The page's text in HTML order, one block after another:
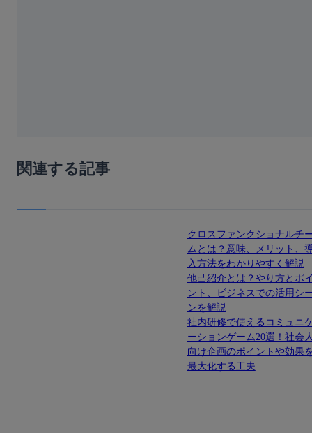
関連する記事
クロスファンクショナルチ
ムとは？意味、メリット、
入方法をわかりやすく解説
他己紹介とは？やり方とポ
ント、ビジネスでの活用シ
ンを解説
社内研修で使えるコミュニ
ーションゲーム20選！社会
向け企画のポイントや効果
最大化する工夫